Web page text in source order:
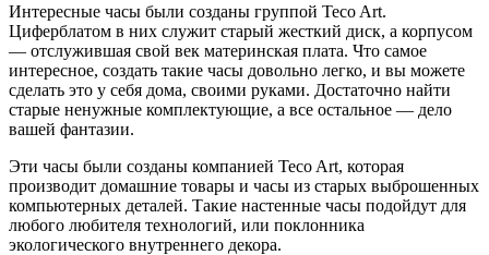
Интересные часы были созданы группой Teco Art.
Циферблатом в них служит старый жесткий диск, а корпусом
— отслужившая свой век материнская плата. Что самое
интересное, создать такие часы довольно легко, и вы можете
сделать это у себя дома, своими руками. Достаточно найти
старые ненужные комплектующие, а все остальное — дело
вашей фантазии.
Эти часы были созданы компанией Teco Art, которая
производит домашние товары и часы из старых выброшенных
компьютерных деталей. Такие настенные часы подойдут для
любого любителя технологий, или поклонника
экологического внутреннего декора.